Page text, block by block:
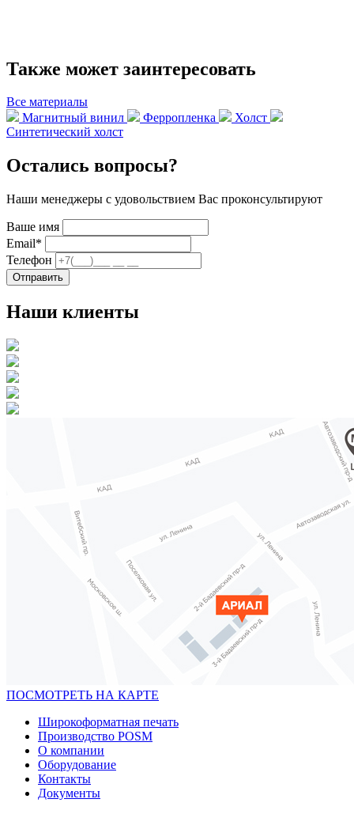
Также может заинтересовать
Все материалы
Магнитный винил
Ферропленка
Холст
Синтетический холст
Остались вопросы?
Наши менеджеры с удовольствием Вас проконсультируют
Ваше имя
Email*
Телефон
Отправить
Наши клиенты
ПОСМОТРЕТЬ НА КАРТЕ
Широкоформатная печать
Производство POSM
О компании
Оборудование
Контакты
Документы